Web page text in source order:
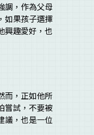
調，作為父母
如果孩子選擇
興趣愛好，也
而，正如他所
嘗試，不要被
議，也是一位